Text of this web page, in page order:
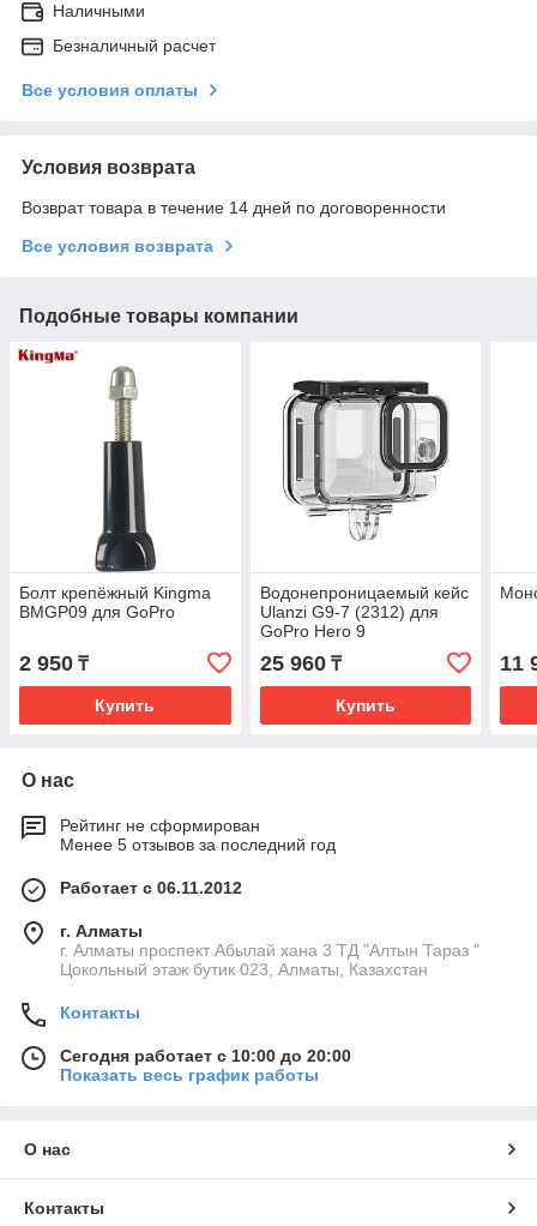
Наличными
Безналичный расчет
Все условия оплаты
Условия возврата
Возврат товара в течение 14 дней по договоренности
Все условия возврата
Подобные товары компании
Болт крепёжный Kingma
BMGP09 для GoPro
2 950 ₸
Купить
Водонепроницаемый кейс
Ulanzi G9-7 (2312) для
GoPro Hero 9
25 960₸
Купить
11
О нас
Рейтинг не сформирован
Менее 5 отзывов за последний год
Работает с 06.11.2012
г. Алматы
г. Алматы проспект Абылай хана 3 ТД "Алтын Тараз "
Цокольный этаж бутик 023, Алматы, Казахстан
Контакты
Сегодня работает с 10:00 до 20:00
Показать весь график работы
О нас
Контакты